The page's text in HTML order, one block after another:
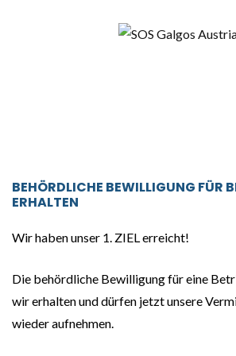
BEHÖRDLICHE BEWILLIGUNG FÜR
ERHALTEN
Wir haben unser 1. ZIEL erreicht!
Die behördliche Bewilligung für eine
wir erhalten unddürfen jetzt unsere
wieder aufnehmen.